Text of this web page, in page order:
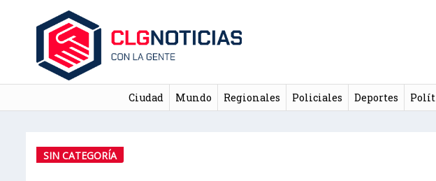
Ciudad Mundo Regionales Policiales Deportes
SIN CATEGORÍA